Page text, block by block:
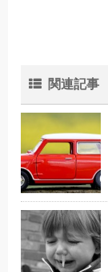
関連記事